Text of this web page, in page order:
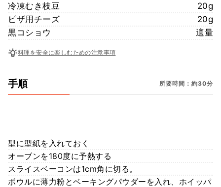
冷凍むき枝豆
20g
ピザ用チーズ
20g
黒コショウ
適量
料理を安全に楽しむための注意事項
手順 所要時間：約30分
型に型紙を入れておく
オーブンを180度に予熱する
スライスベーコンは1cm角に切る。
ボウルに薄力粉とベーキングパウダーを入れ、ホイッパ